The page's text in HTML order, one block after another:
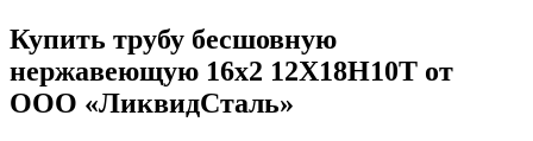
Купить трубу бесшовную
нержавеющую 16х2 12Х18Н10Т от
ООО «ЛиквидСталь»